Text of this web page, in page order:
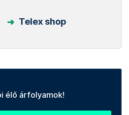
Telex shop
élő árfolyamok!